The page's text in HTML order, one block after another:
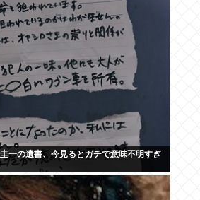
一の遺書、今見るとガチで意味不明すぎ